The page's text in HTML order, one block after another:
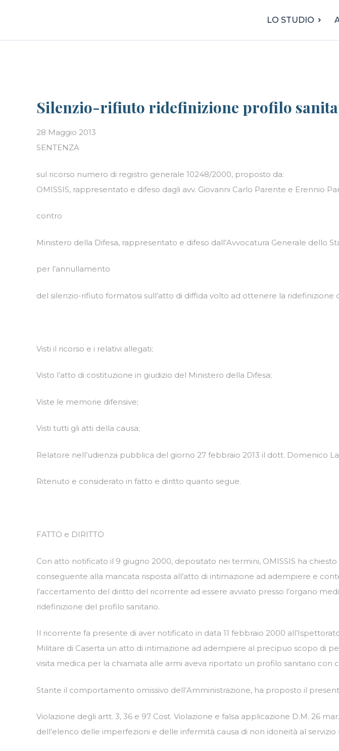
LO STUDIO
Silenzio-rifiuto ridefinizione profilo
28 Maggio 2013
SENTENZA
sul ricorso numero di registro generale 10248/2000, proposto da:
OMISSIS, rappresentato e difeso dagli avv. Giovanni Carlo Parente e Erennio
contro
Ministero della Difesa, rappresentato e difeso dall’Avvocatura Generale dello
per l’annullamento
del silenzio-rifiuto formatosi sull’atto di diffida volto ad ottenere la
Visti il ricorso e i relativi allegati;
Visto l’atto di costituzione in giudizio del Ministero della Difesa;
Viste le memorie difensive;
Visti tutti gli atti della causa;
Relatore nell’udienza pubblica del giorno 27 febbraio 2013 il dott. Domenico
Ritenuto e considerato in fatto e diritto quanto segue.
FATTO e DIRITTO
Con atto notificato il 9 giugno 2000, depositato nei termini, OMISSIS ha
conseguente alla mancata risposta all’atto di intimazione ad adempiere e
l’accertamento del diritto del ricorrente ad essere avviato presso l’organo
ridefinizione del profilo sanitario.
Il ricorrente fa presente di aver notificato in data 11 febbraio 2000
Militare di Caserta un atto di intimazione ad adempiere al precipuo scopo di
visita medica per la chiamata alle armi aveva riportato un profilo sanitario con
Stante il comportamento omissivo dell’Amministrazione, ha proposto il
Violazione degli artt. 3, 36 e 97 Cost. Violazione e falsa applicazione D.M. 26
dell’elenco delle imperfezioni e delle infermità causa di non idoneità al